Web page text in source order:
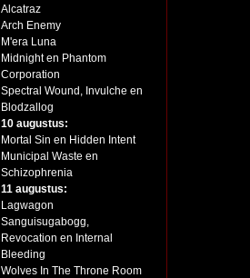
Alcatraz
Arch Enemy
M'era Luna
Midnight en Phantom
Corporation
Spectral Wound, Invulche en
Blodzallog
10 augustus:
Mortal Sin en Hidden Intent
Municipal Waste en
Schizophrenia
11 augustus:
Lagwagon
Sanguisugabogg,
Revocation en Internal
Bleeding
Wolves In The Throne Room